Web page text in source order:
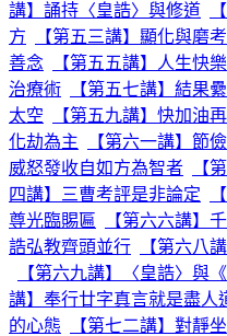
講】誦持〈皇誥〉與修道
方
【第五三講】顯化與磨考
善念
【第五五講】人生快
治療術
【第五七講】結果
太空
【第五九講】快加油
化劫為主
【第六一講】節
威怒發收自如方為智者
【
四講】三曹考評是非論定
尊光臨賜匾
【第六六講】
誥弘教齊頭並行
【第六八
【第六九講】〈皇誥〉與
講】奉行廿字真言就是盡人
的心態
【第七二講】對靜